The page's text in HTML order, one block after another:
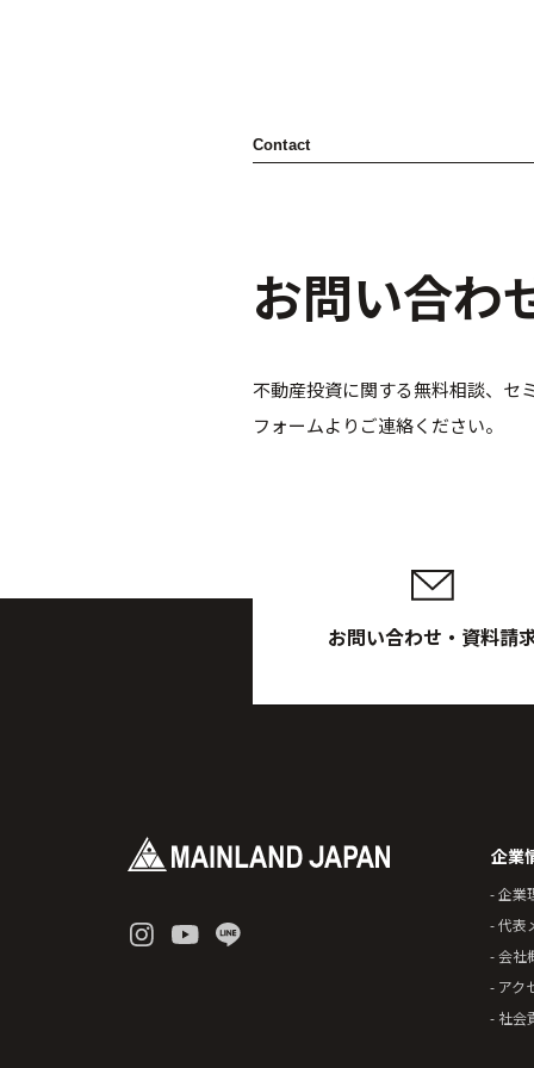
Contact
お問い合わ
不動産投資に関する無料相談、セ
フォームよりご連絡ください。
お問い合わせ・資料請
企業
- 企業
- 代表
- 会社
- アク
- 社会